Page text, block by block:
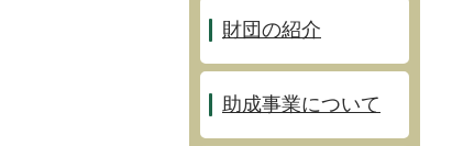
財団の紹介
助成事業について